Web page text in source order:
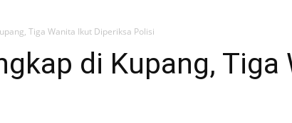
Tiga Wanita Ikut Diperiksa Polisi
di Kupang, Tiga